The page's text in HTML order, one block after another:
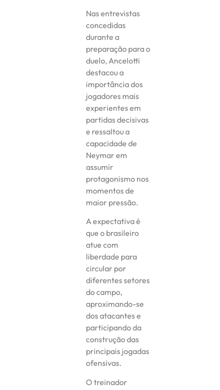
Nas entrevistas
concedidas
durante a
preparação para o
duelo, Ancelotti
destacou a
importância dos
jogadores mais
experientes em
partidas decisivas
e ressaltou a
capacidade de
Neymar em
assumir
protagonismo nos
momentos de
maior pressão.
A expectativa é
que o brasileiro
atue com
liberdade para
circular por
diferentes setores
do campo,
aproximando-se
dos atacantes e
participando da
construção das
principais jogadas
ofensivas.
O treinador